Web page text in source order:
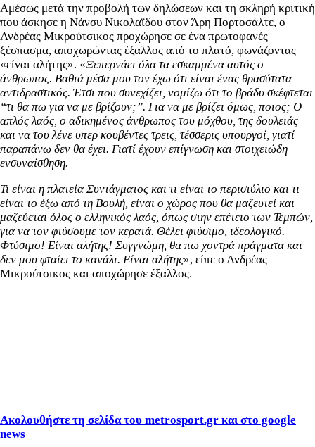
Αμέσως μετά την προβολή των δηλώσεων και τη σκληρή κριτική
που άσκησε η Νάνσυ Νικολαϊδου στον Άρη Πορτοσάλτε, ο
Ανδρέας Μικρούτσικος προχώρησε σε ένα πρωτοφανές
ξέσπασμα, αποχωρώντας έξαλλος από το πλατό, φωνάζοντας
«είναι αλήτης». «Ξεπερνάει όλα τα εσκαμμένα αυτός ο
άνθρωπος. Βαθιά μέσα μου τον έχω ότι είναι ένας θρασύτατα
αντιδραστικός. Έτσι που συνεχίζει, νομίζω ότι το βράδυ σκέφτεται
“τι θα πω για να με βρίζουν;”. Για να με βρίζει όμως, ποιος; Ο
απλός λαός, ο αδικημένος άνθρωπος του μόχθου, της δουλειάς
και να του λένε υπερ κουβέντες τρεις, τέσσερις υπουργοί, γιατί
παραπάνω δεν θα έχει. Γιατί έχουν επίγνωση και στοιχειώδη
ενσυναίσθηση.
Τι είναι η πλατεία Συντάγματος και τι είναι το περιστύλιο και τι
είναι το έξω από τη Βουλή, είναι ο χώρος που θα μαζευτεί και
μαζεύεται όλος ο ελληνικός λαός, όπως στην επέτειο των Τεμπών,
για να τον φτύσουμε τον κερατά. Θέλει φτύσιμο, ιδεολογικό.
Φτύσιμο! Είναι αλήτης! Συγγνώμη, θα πω χοντρά πράγματα και
δεν μου φταίει το κανάλι. Είναι αλήτης», είπε ο Ανδρέας
Μικρούτσικος και αποχώρησε έξαλλος.
Ακολουθήστε τη σελίδα του metrosport.gr και στο google
news